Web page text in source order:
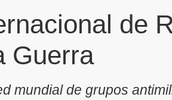
de
mundial de grupos